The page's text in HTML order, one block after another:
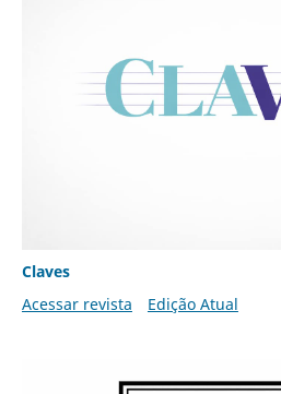
Claves
Acessar revista
Edição Atual